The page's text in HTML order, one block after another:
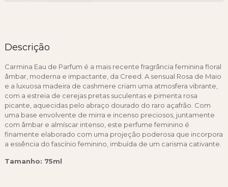
Descrição
Carmina Eau de Parfum é a mais recente fragrância feminina floral
âmbar, moderna e impactante, da Creed. A sensual Rosa de Maio
e a luxuosa madeira de cashmere criam uma atmosfera vibrante,
com a estreia de cerejas pretas suculentas e pimenta rosa
picante, aquecidas pelo abraço dourado do raro açafrão. Com
uma base envolvente de mirra e incenso preciosos, juntamente
com âmbar e almíscar intenso, este perfume feminino é
finamente elaborado com uma projeção poderosa que incorpora
a essência do fascínio feminino, imbuída de um carisma cativante.
Tamanho: 75ml